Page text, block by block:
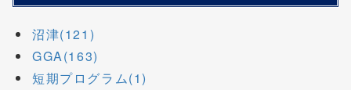
沼津(121)
GGA(163)
短期プログラム(1)